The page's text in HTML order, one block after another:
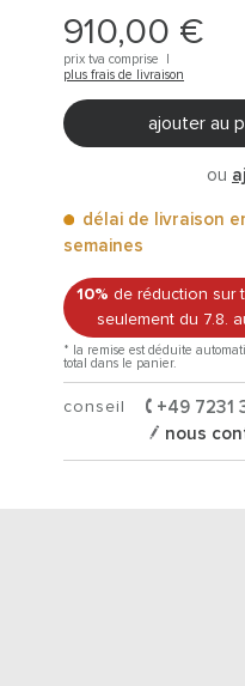
910,00 €
prix tva comprise |
plus frais de livraison
ajouter au
ou
délai de livraison
semaines
10% de réduction sur
seulement du 7.8.
* la remise est déduite
total dans le panier.
conseil
+49 7231
nous